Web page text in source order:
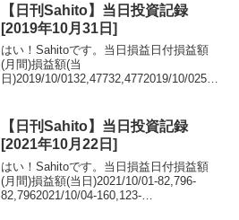
【日刊Sahito】当日投資記録
[2019年10月31日]
はい！Sahitoです。当日損益日付損益額
(月間)損益額(当
日)2019/10/0132,47732,4772019/10/0254,
【日刊Sahito】当日投資記録
[2021年10月22日]
はい！Sahitoです。当日損益日付損益額
(月間)損益額(当日)2021/10/01-82,796-
82,7962021/10/04-160,123-